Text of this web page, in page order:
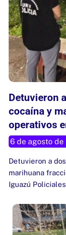
Detuvieron
cocaína y
operativos
6 de agosto
Detuvieron a
marihuana
Iguazú